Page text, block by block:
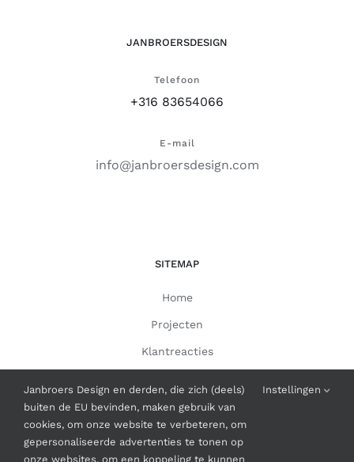
JANBROERSDESIGN
Telefoon
+316 83654066
E-mail
info@janbroersdesign.com
SITEMAP
Home
Projecten
Klantreacties
INFORMATIE
Janbroers Design en derden, die zich (deels)
buiten de EU bevinden, maken gebruik van
cookies, om onze website te verbeteren, om
gepersonaliseerde advertenties te tonen op
onze websites, om een koppeling te kunnen
Instellingen